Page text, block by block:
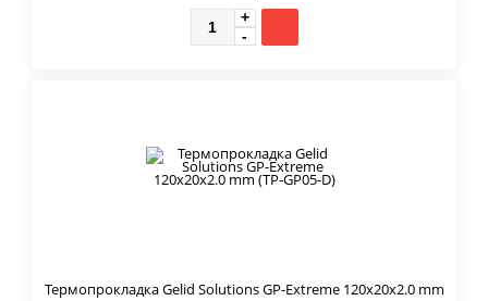
Термопрокладка Gelid Solutions GP-Extreme 120x20x2.0 mm